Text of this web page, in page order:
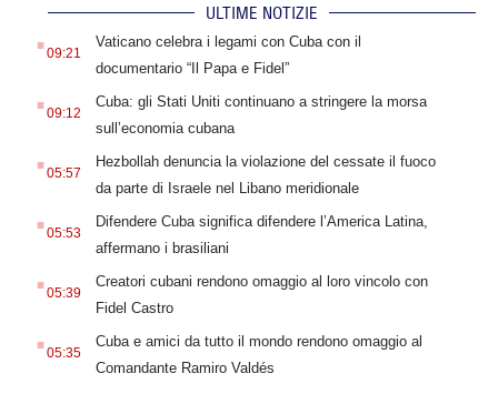
ULTIME NOTIZIE
.09:21
Vaticano celebra i legami con Cuba con il
documentario “Il Papa e Fidel”
.09:12
Cuba: gli Stati Uniti continuano a stringere la morsa
sull’economia cubana
.05:57
Hezbollah denuncia la violazione del cessate il fuoco
da parte di Israele nel Libano meridionale
.05:53
Difendere Cuba significa difendere l’America Latina,
affermano i brasiliani
.05:39
Creatori cubani rendono omaggio al loro vincolo con
Fidel Castro
.05:35
Cuba e amici da tutto il mondo rendono omaggio al
Comandante Ramiro Valdés